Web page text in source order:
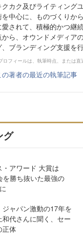
クカク及びライティング
を中心に、ものづくりか
愛されて、積極的かつ継
から、オウンドメディア
、ブランディング支援を行
ロフィールは、執筆時点、または
の著者の最近の執筆記事
グ
アワード 大賞は
を勝ち抜いた最強の
ャパン激動の17年を
代さんに聞く、セー
正体